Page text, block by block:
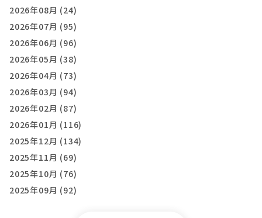
2026年08月 (24)
2026年07月 (95)
2026年06月 (96)
2026年05月 (38)
2026年04月 (73)
2026年03月 (94)
2026年02月 (87)
2026年01月 (116)
2025年12月 (134)
2025年11月 (69)
2025年10月 (76)
2025年09月 (92)